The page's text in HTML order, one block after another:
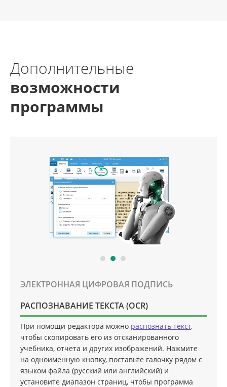
Дополнительные
возможности
программы
ЭЛЕКТРОННАЯ ЦИФРОВАЯ ПОДПИСЬ
РАСПОЗНАВАНИЕ ТЕКСТА (OCR)
При помощи редактора можно распознать текст,
чтобы скопировать его из отсканированного
учебника, отчета и других изображений. Нажмите
на одноименную кнопку, поставьте галочку рядом с
языком файла (русский или английский) и
установите диапазон страниц, чтобы программа